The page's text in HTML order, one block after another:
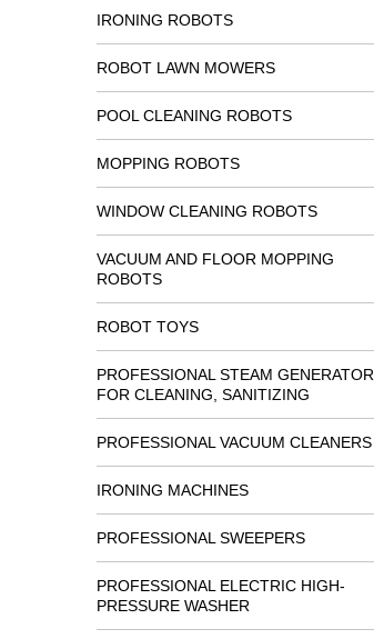
IRONING ROBOTS
ROBOT LAWN MOWERS
POOL CLEANING ROBOTS
MOPPING ROBOTS
WINDOW CLEANING ROBOTS
VACUUM AND FLOOR MOPPING
ROBOTS
ROBOT TOYS
PROFESSIONAL STEAM GENERATOR
FOR CLEANING, SANITIZING
PROFESSIONAL VACUUM CLEANERS
IRONING MACHINES
PROFESSIONAL SWEEPERS
PROFESSIONAL ELECTRIC HIGH-
PRESSURE WASHER